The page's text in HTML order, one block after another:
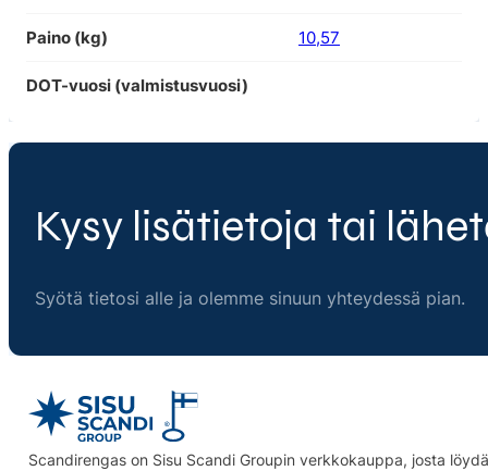
Paino (kg) 10,57
DOT-vuosi (valmistusvuosi)
Kysy lisätietoja tai
Syötä tietosi alle ja olemme sinuun yhteydessä pian.
Scandirengas on Sisu Scandi Groupin verkkokauppa, josta